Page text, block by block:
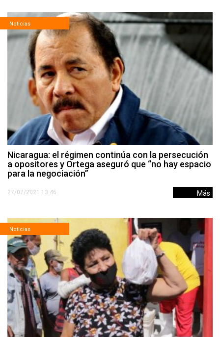
Noticias
Nicaragua: el régimen continúa con la persecución
a opositores y Ortega aseguró que “no hay espacio
para la negociación”
27/07/2021 13:46 Más
Noticias